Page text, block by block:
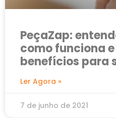
PeçaZap:
como funciona e
benefícios para
negócio
Ler Agora »
7 de junho de 2021